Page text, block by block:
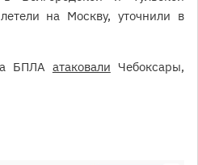
на Москву, уточнили в
БПЛА атаковали Чебоксары,